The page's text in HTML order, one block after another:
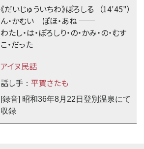
（14'45"）
《だいじゅういちわ》ぽろしる
ん・かむい ぽほ・あね──
わたし・は・ぽろしり・の・かみ・の・むす
こ・だった
アイヌ民話
話し手 ： 平賀さたも
[録音] 昭和36年8月22日登別温泉にて
収録